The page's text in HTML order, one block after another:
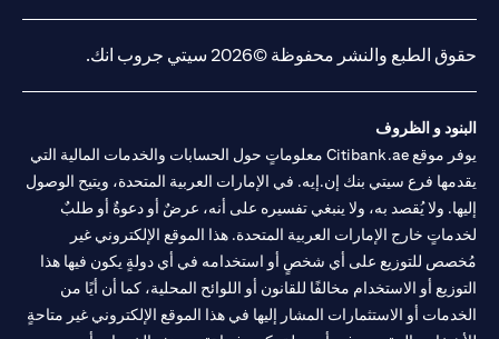
حقوق الطبع والنشر محفوظة ©2026 سيتي جروب انك.
البنود و الظروف
يوفر موقع Citibank.ae معلوماتٍ حول الحسابات والخدمات المالية التي
يقدمها فرع سيتي بنك إن.إيه. في الإمارات العربية المتحدة، ويتيح الوصول
إليها. ولا يُقصد به، ولا ينبغي تفسيره على أنه، عرضٌ أو دعوةٌ أو طلبٌ
لخدماتٍ خارج الإمارات العربية المتحدة. هذا الموقع الإلكتروني غير
مُخصص للتوزيع على أي شخصٍ أو استخدامه في أي دولةٍ يكون فيها هذا
التوزيع أو الاستخدام مخالفًا للقانون أو اللوائح المحلية، كما أن أيًا من
الخدمات أو الاستثمارات المشار إليها في هذا الموقع الإلكتروني غير متاحةٍ